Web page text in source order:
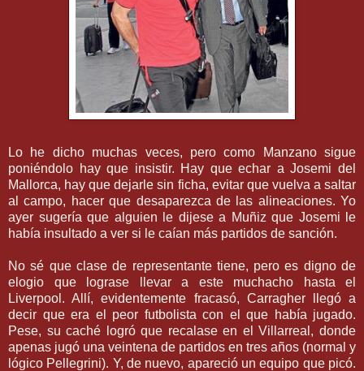
Lo he dicho muchas veces, pero como Manzano sigue
poniéndolo hay que insistir. Hay que echar aJosemi del
Mallorca, hay que dejarle sin ficha, evitar que vuelva a saltar
al campo, hacer que desaparezca de las alineaciones. Yo
ayer sugería que alguien le dijese a Muñiz que Josemi le
había insultado a ver si le caían más partidos de sanción.
No sé que clase de representantetiene, pero es digno de
elogio que lograse llevar a este muchacho hasta el
Liverpool . Allí,evidentemente fracasó, Carragherllegó a
decir que era el peor futbolista con el que había jugado.
Pese, su caché logró que recalase en elVillarreal , donde
apenas jugó una veintena de partidos en tres años (normal y
lógico Pellegrini). Y, de nuevo, apareció un equipo que picó.